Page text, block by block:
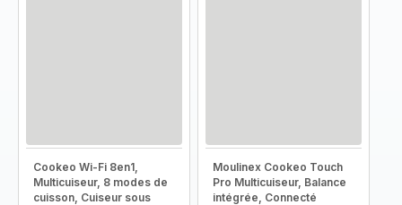
Cookeo Wi-Fi 8en1,
Multicuiseur, 8 modes de
cuisson, Cuiseur sous
Moulinex Cookeo Touch
Pro Multicuiseur, Balance
intégrée, Connecté